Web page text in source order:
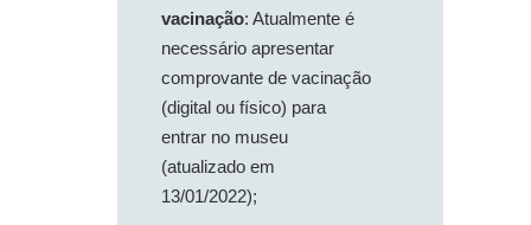
vacinação: Atualmente é
necessário apresentar
comprovante de vacinação
(digital ou físico) para
entrar no museu
(atualizado em
13/01/2022);